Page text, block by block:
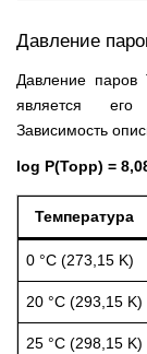
Давление
Давление паров
является его
Зависимость
log P(Торр) =
Температура
0 °C (273,15 K)
20 °C (293,15 K)
25 °C (298,15 K)